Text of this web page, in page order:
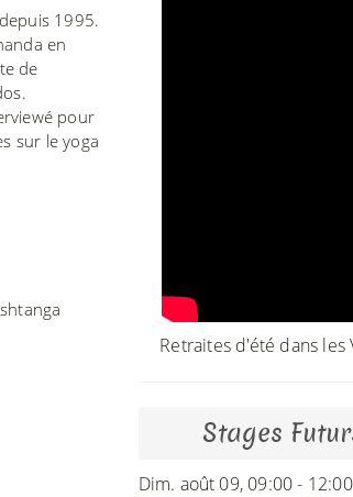
1995.
en
de
pour
sur le yoga
Retraites d'été dans les
Stages
Dim. août 09, 09:00 - 12:00